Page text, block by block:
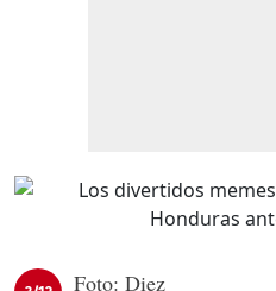
Foto: Diez